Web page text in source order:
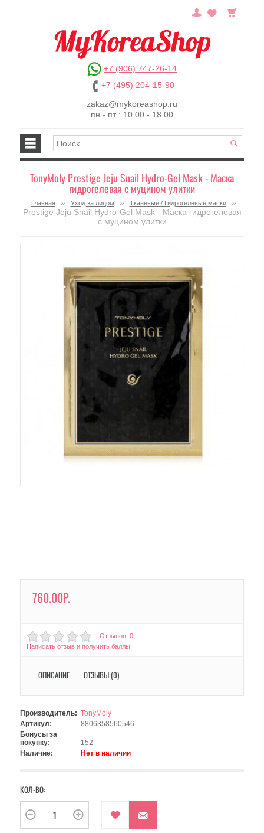
+7 (906) 747-26-14
+7 (495) 204-15-90
zakaz@mykoreashop.ru
пн - пт : 10.00 - 18.00
TonyMoly Prestige Jeju Snail Hydro-Gel Mask - Маска
гидрогелевая с муцином улитки
Главная » Уход за лицом » Тканевые / Гидрогелевые маски
»
Prestige Jeju Snail Hydro-Gel Mask - Маска гидрогелевая
с муцином улитки
760.00Р.
Отзывов: 0
Написать отзыв и получить баллы
ОПИСАНИЕ ОТЗЫВЫ (0)
Производитель: TonyMoly
Артикул:
8806358560546
Бонусы за
покупку:
152
Наличие:
Нет в наличии
КОЛ-ВО: